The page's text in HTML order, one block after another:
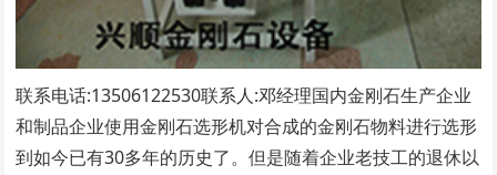
联系电话:13506122530联系人:邓经理​国内金刚石生产企业
和制品企业使用金刚石选形机对合成的金刚石物料进行选形
到如今已有30多年的历史了。但是随着企业老技工的退休以